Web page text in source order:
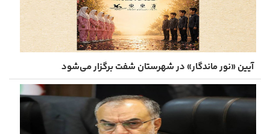
آیین «نور ماندگار» در شهرستان شفت برگزار ‌می‌شود